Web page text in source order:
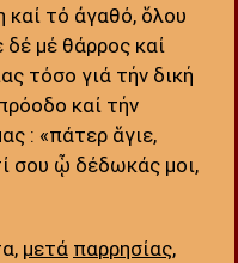
καί τό ἀγαθό, ὅλου
μέ θάρρος καί
τόσο γιά τήν δική
καί τήν
: «πάτερ ἅγιε,
σου ᾧ δέδωκάς μοι,
μετά παρρησίας,